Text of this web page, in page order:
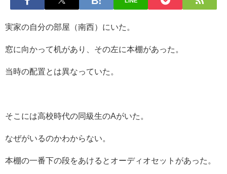
実家の自分の部屋（南西）にいた。
窓に向かって机があり、その左に本棚があった。
当時の配置とは異なっていた。
そこには高校時代の同級生のAがいた。
なぜがいるのかわからない。
本棚の一番下の段をあけるとオーディオセットがあった。